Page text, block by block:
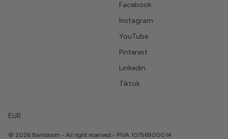
Facebook
Instagram
YouTube
Pinterest
Linkedin
Tiktok
EUR
© 2026 Bamboom - All right reserved - PIVA 10756900014